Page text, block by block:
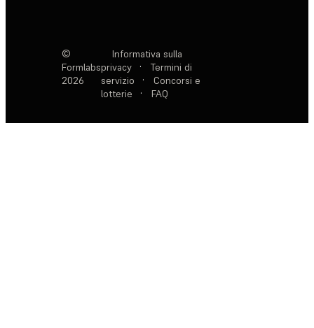
©
Formlabs
2026
Informativa sulla
privacy
·
Termini di
servizio
·
Concorsi e
lotterie
· FAQ